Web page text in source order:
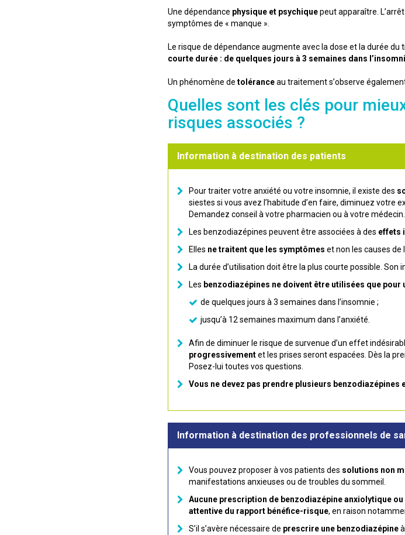
Une dépendance physique et psychiquepeut apparaître.
symptômes de « manque ».
Le risque de dépendance augmente avec la dose et la durée du
courte durée : de quelques jours à 3 semaines dans
Un phénomène de toléranceau traitement s’observe
Quelles sont les clés pour
risques associés ?
Information à destination des patients
Pour traiter votre anxiété ou votre insomnie, il existe des
siestes si vous avez l’habitude d’en faire, diminuez votre
Demandez conseil à votre pharmacien ou à votre médecin.
Les benzodiazépines peuvent être associées à des effets
Elles ne traitent que les symptômes et non les causes de
La durée d’utilisation doit être la plus courte possible. Son
Les benzodiazépines ne doivent être utilisées que pour
de quelques jours à 3 semaines dans l’insomnie ;
jusqu’à 12 semaines maximum dans l’anxiété.
Afin de diminuer le risque de survenue d’un effet
progressivementet les prises seront espacées. Dès la
Posez-lui toutes vos questions.
Vous ne devez pas prendre plusieurs
Information à destination des professionnels de
Vous pouvez proposer à vos patients des solutions non
manifestations anxieuses ou de troubles du sommeil.
Aucune prescription de benzodiazépine anxiolytique
attentive du rapport bénéfice-risque, en raison
S’il s’avère nécessaire de prescrire une benzodiazépine